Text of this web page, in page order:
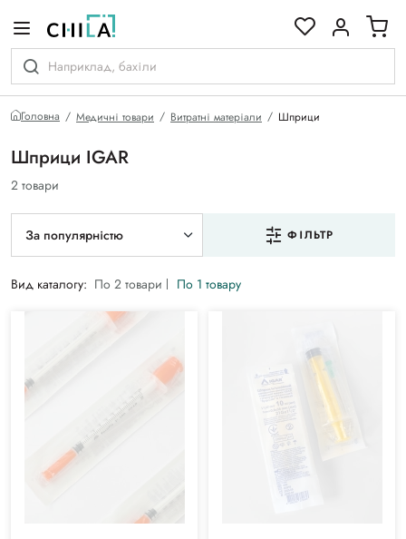
Головна Медичні товари Витратні матеріали Шприци
Шприци IGAR
2 товари
За популярністю ФІЛЬТР
Вид каталогу: По 2 товари По 1 товару
гамі